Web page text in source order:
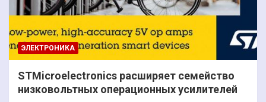
ЭЛЕКТРОНИКА
STMicroelectronics расширяет семейство
низковольтных операционных усилителей